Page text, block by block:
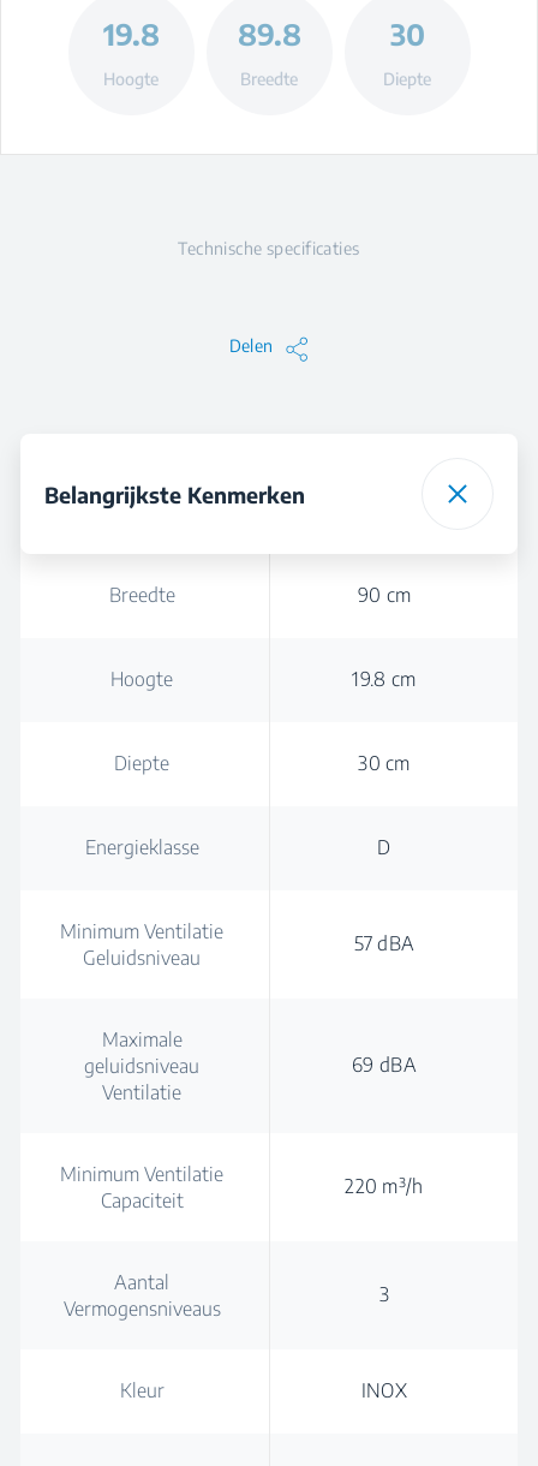
19.8
Hoogte
89.8
Breedte
30
Diepte
Technische specificaties
Delen
Belangrijkste Kenmerken
Breedte 90 cm
Hoogte 19.8 cm
Diepte 30 cm
Energieklasse D
Minimum Ventilatie
Geluidsniveau
57 dBA
Maximale
geluidsniveau
Ventilatie
69 dBA
Minimum Ventilatie
Capaciteit
220 m³/h
Aantal
Vermogensniveaus
3
Kleur INOX